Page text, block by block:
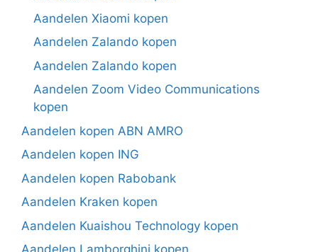
Aandelen Xiaomi kopen
Aandelen Zalando kopen
Aandelen Zalando kopen
Aandelen Zoom Video Communications
kopen
Aandelen kopen ABN AMRO
Aandelen kopen ING
Aandelen kopen Rabobank
Aandelen Kraken kopen
Aandelen Kuaishou Technology kopen